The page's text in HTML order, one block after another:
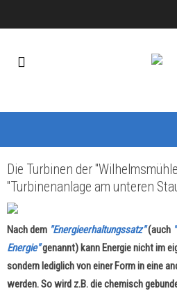
Die Turbinen der
"Turbinenanlage am unteren
Nach dem "Energieerhaltungssatz"(auch
Energie"genannt) kann Energie nicht im
sondern lediglich von einer Form in eine
werden. So wird z.B. die chemisch